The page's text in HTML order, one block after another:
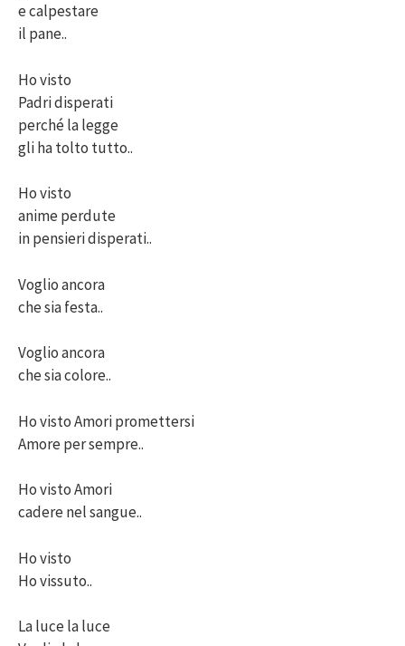
e calpestare
il pane..
Ho visto
Padri disperati
perché la legge
gli ha tolto tutto..
Ho visto
anime perdute
in pensieri disperati..
Voglio ancora
che sia festa..
Voglio ancora
che sia colore..
Ho visto Amori promettersi
Amore per sempre..
Ho visto Amori
cadere nel sangue..
Ho visto
Ho vissuto..
La luce la luce